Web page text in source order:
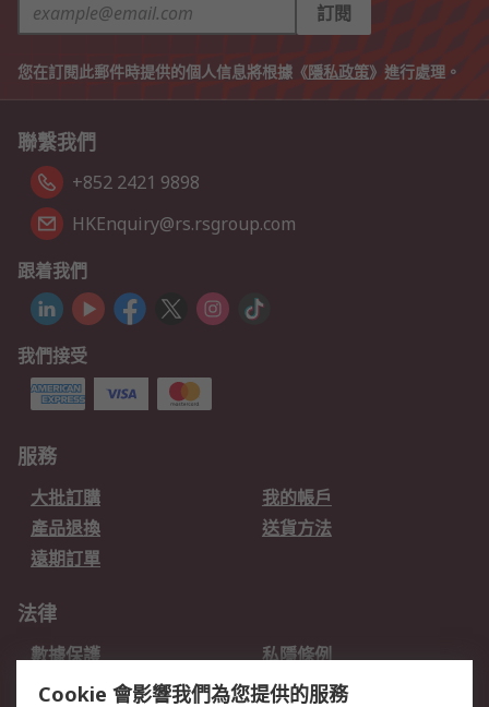
訂閱
您在訂閱此郵件時提供的個人信息將根據《隱私政策》進行處理。
聯繫我們
+852 2421 9898
HKEnquiry@rs.rsgroup.com
跟着我們
我們接受
服務
大批訂購
我的帳戶
產品退換
送貨方法
遠期訂單
法律
數據保護
私隱條例
網站條款
郵件安全
Cookie 會影響我們為您提供的服務